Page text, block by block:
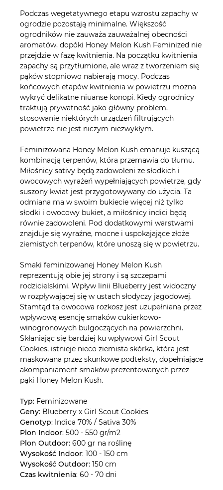
Podczas wegetatywnego etapu wzrostu zapachy w
ogrodzie pozostają minimalne. Większość
ogrodników nie zauważa zauważalnej obecności
aromatów, dopóki Honey Melon Kush Feminized nie
przejdzie w fazę kwitnienia. Na początku kwitnienia
zapachy są przytłumione, ale wraz z tworzeniem się
pąków stopniowo nabierają mocy. Podczas
końcowych etapów kwitnienia w powietrzu można
wykryć delikatne niuanse konopi. Kiedy ogrodnicy
traktują prywatność jako główny problem,
stosowanie niektórych urządzeń filtrujących
powietrze nie jest niczym niezwykłym.
Feminizowana Honey Melon Kush emanuje kuszącą
kombinacją terpenów, która przemawia do tłumu.
Miłośnicy sativy będą zadowoleni ze słodkich i
owocowych wyrażeń wypełniających powietrze, gdy
suszony kwiat jest przygotowywany do użycia. Ta
odmiana ma w swoim bukiecie więcej niż tylko
słodki i owocowy bukiet, a miłośnicy indici będą
równie zadowoleni. Pod dodatkowymi warstwami
znajduje się wyraźne, mocne i uspokajające złoże
ziemistych terpenów, które unoszą się w powietrzu.
Smaki feminizowanej Honey Melon Kush
reprezentują obie jej strony i są szczepami
rodzicielskimi. Wpływ linii Blueberry jest widoczny
w rozpływającej się w ustach słodyczy jagodowej.
Stamtąd ta owocowa rozkosz jest uzupełniana przez
wpływową esencję smaków cukierkowo-
winogronowych bulgoczących na powierzchni.
Skłaniając się bardziej ku wpływowi Girl Scout
Cookies, istnieje nieco ziemista skórka, która jest
maskowana przez skunkowe podteksty, dopełniające
akompaniament smaków prezentowanych przez
pąki Honey Melon Kush.
Typ: Feminizowane
Geny: Blueberry x Girl Scout Cookies
Genotyp: Indica 70% / Sativa 30%
Plon Indoor: 500 - 550 gr/m2
Plon Outdoor: 600 gr na roślinę
Wysokość Indoor: 100 - 150 cm
Wysokość Outdoor: 150 cm
Czas kwitnienia: 60 - 70 dni